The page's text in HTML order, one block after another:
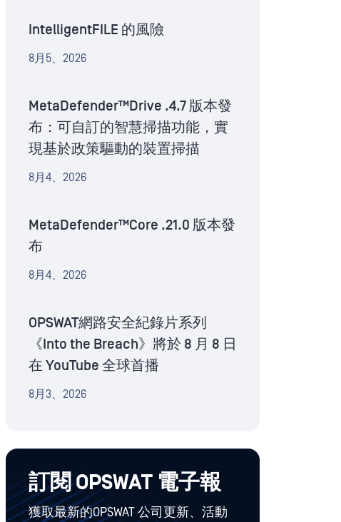
IntelligentFILE 的風險
8月5、2026
MetaDefender™Drive .4.7 版本發
布：可自訂的智慧掃描功能，實
現基於政策驅動的裝置掃描
8月4、2026
MetaDefender™Core .21.0 版本發
布
8月4、2026
OPSWAT網路安全紀錄片系列
《Into the Breach》將於 8 月 8 日
在 YouTube 全球首播
8月3、2026
訂閱 OPSWAT 電子報
獲取最新的OPSWAT 公司更新、活動